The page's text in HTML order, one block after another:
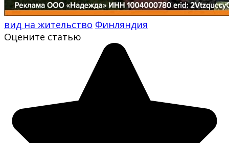
вид на жительство Финляндия
Оцените статью